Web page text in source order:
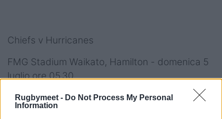
Rugbymeet - Do Not Process My Personal
Information
Chiefs v Hurricanes
FMG Stadium Waikato, Hamilton - domenica 5
luglio ore 05.30
Chiefs:15 Damian McKenzie, 14 Sean Wainui,
13 Tumua Manu, 12 Quinn Tupaea, 11 Etene